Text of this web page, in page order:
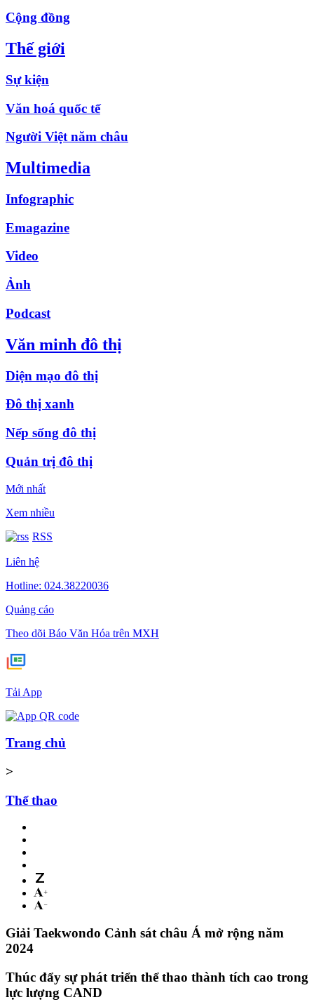
Cộng đồng
Thế giới
Sự kiện
Văn hoá quốc tế
Người Việt năm châu
Multimedia
Infographic
Emagazine
Video
Ảnh
Podcast
Văn minh đô thị
Diện mạo đô thị
Đô thị xanh
Nếp sống đô thị
Quản trị đô thị
Mới nhất
Xem nhiều
RSS
Liên hệ
Hotline: 024.38220036
Quảng cáo
Theo dõi Báo Văn Hóa trên MXH
Tải App
Trang chủ
>
Thể thao
Giải Taekwondo Cảnh sát châu Á mở rộng năm
2024
Thúc đẩy sự phát triển thể thao thành tích cao trong
lực lượng CAND